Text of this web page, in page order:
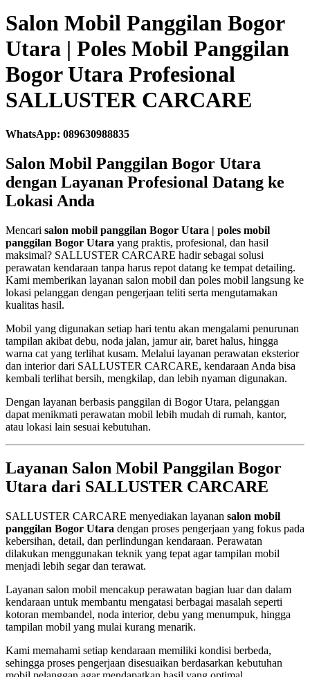
Salon Mobil Panggilan Bogor
Utara | Poles Mobil Panggilan
Bogor Utara Profesional
SALLUSTER CARCARE
WhatsApp: 089630988835
Salon Mobil Panggilan Bogor Utara
dengan Layanan Profesional Datang ke
Lokasi Anda
Mencari salon mobil panggilan Bogor Utara | poles mobil
panggilan Bogor Utara yang praktis, profesional, dan hasil
maksimal? SALLUSTER CARCARE hadir sebagai solusi
perawatan kendaraan tanpa harus repot datang ke tempat detailing.
Kami memberikan layanan salon mobil dan poles mobil langsung ke
lokasi pelanggan dengan pengerjaan teliti serta mengutamakan
kualitas hasil.
Mobil yang digunakan setiap hari tentu akan mengalami penurunan
tampilan akibat debu, noda jalan, jamur air, baret halus, hingga
warna cat yang terlihat kusam. Melalui layanan perawatan eksterior
dan interior dari SALLUSTER CARCARE, kendaraan Anda bisa
kembali terlihat bersih, mengkilap, dan lebih nyaman digunakan.
Dengan layanan berbasis panggilan di Bogor Utara, pelanggan
dapat menikmati perawatan mobil lebih mudah di rumah, kantor,
atau lokasi lain sesuai kebutuhan.
Layanan Salon Mobil Panggilan Bogor
Utara dari SALLUSTER CARCARE
SALLUSTER CARCARE menyediakan layanan salon mobil
panggilan Bogor Utara dengan proses pengerjaan yang fokus pada
kebersihan, detail, dan perlindungan kendaraan. Perawatan
dilakukan menggunakan teknik yang tepat agar tampilan mobil
menjadi lebih segar dan terawat.
Layanan salon mobil mencakup perawatan bagian luar dan dalam
kendaraan untuk membantu mengatasi berbagai masalah seperti
kotoran membandel, noda interior, debu yang menumpuk, hingga
tampilan mobil yang mulai kurang menarik.
Kami memahami setiap kendaraan memiliki kondisi berbeda,
sehingga proses pengerjaan disesuaikan berdasarkan kebutuhan